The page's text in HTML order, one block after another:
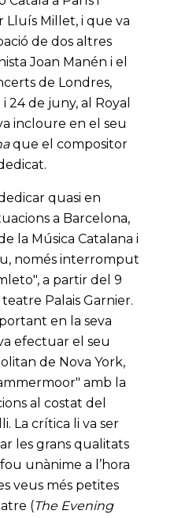
Lluís Millet, i que va
de dos altres
Joan Manén i el
de Londres,
24 de juny, al Royal
incloure en el seu
que el compositor
quasi en
a Barcelona,
la Música Catalana i
només interromput
a partir del 9
Palais Garnier.
en la seva
efectuar el seu
de Nova York,
amb la
al costat del
La crítica li va ser
les grans qualitats
unànime a l’hora
veus més petites
(The Evening